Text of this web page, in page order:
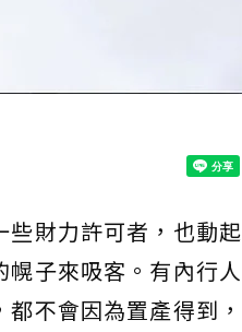
財力許可者，也動起
子來吸客。有內行人
不會因為置產得到，